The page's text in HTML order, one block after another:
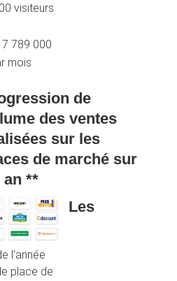
visiteurs
7 789 000
mois
de
des ventes
sur les
de marché sur
an **
l’année
place de
Les